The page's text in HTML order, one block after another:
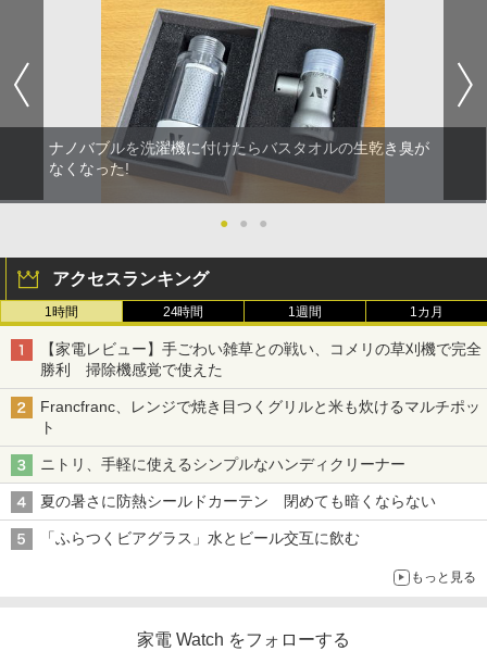
ナノバブルを洗濯機に付けたらバスタオルの生乾き臭が
なくなった!
● ● ●
アクセスランキング
1時間 24時間 1週間 1カ月
【家電レビュー】手ごわい雑草との戦い、コメリの草刈機で完全
勝利 掃除機感覚で使えた
Francfranc、レンジで焼き目つくグリルと米も炊けるマルチポッ
ト
ニトリ、手軽に使えるシンプルなハンディクリーナー
夏の暑さに防熱シールドカーテン 閉めても暗くならない
「ふらつくビアグラス」水とビール交互に飲む
もっと見る
家電 Watch をフォローする